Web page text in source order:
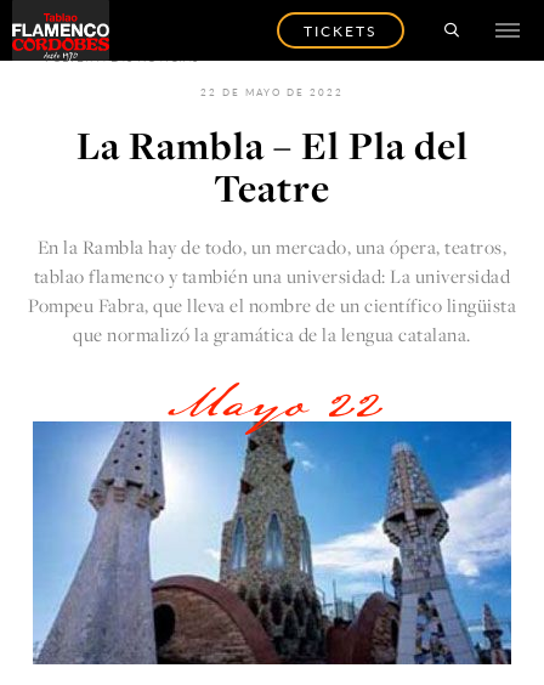
TICKETS
VOLVER A LAS NOTICIAS
22 DE MAYO DE 2022
La Rambla – El Pla del
Teatre
En la Rambla hay de todo, un mercado, una ópera, teatros,
tablao flamenco y también una universidad: La universidad
Pompeu Fabra, que lleva el nombre de un científico lingüista
que normalizó la gramática de la lengua catalana.
Mayo 22